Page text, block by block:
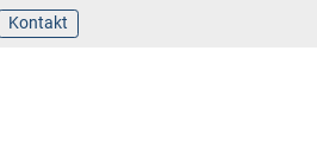
Kontakt